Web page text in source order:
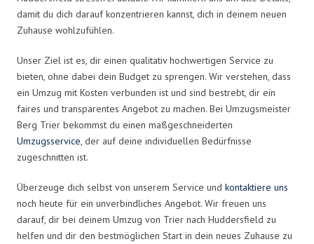
damit du dich darauf konzentrieren kannst, dich in deinem neuen
Zuhause wohlzufühlen.
Unser Ziel ist es, dir einen qualitativ hochwertigen Service zu
bieten, ohne dabei dein Budget zu sprengen. Wir verstehen, dass
ein Umzug mit Kosten verbunden ist und sind bestrebt, dir ein
faires und transparentes Angebot zu machen. Bei Umzugsmeister
Berg Trier bekommst du einen maßgeschneiderten
Umzugsservice, der auf deine individuellen Bedürfnisse
zugeschnitten ist.
Überzeuge dich selbst von unserem Service und kontaktiere uns
noch heute für ein unverbindliches Angebot. Wir freuen uns
darauf, dir bei deinem Umzug von Trier nach Huddersfield zu
helfen und dir den bestmöglichen Start in dein neues Zuhause zu